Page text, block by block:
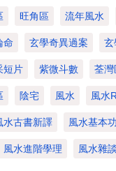
旺角區 流年風水
命 玄學奇異過案 玄
短片 紫微斗數 荃灣
陰宅 風水 風水
水古書新譯 風水基本功
風水進階學理 風水雜談